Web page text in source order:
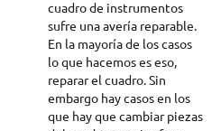
cuadro de instrumentos
sufre una avería reparable.
En la mayoría de los casos
lo que hacemos es eso,
reparar el cuadro. Sin
embargo hay casos en los
que hay que cambiar piezas